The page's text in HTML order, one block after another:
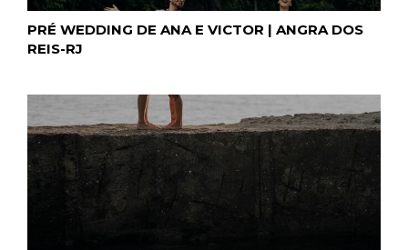
PRÉ WEDDING DE ANA E VICTOR | ANGRA DOS
REIS-RJ